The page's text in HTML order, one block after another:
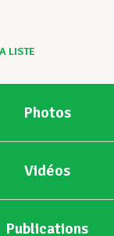
LISTE
Photos
Vidéos
Publications